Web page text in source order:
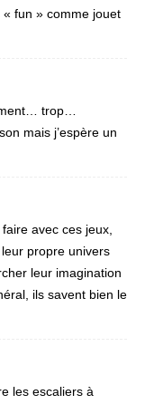
fun » comme jouet
trop…
mais j’espère un
avec ces jeux,
propre univers
leur imagination
ils savent bien le
les escaliers à